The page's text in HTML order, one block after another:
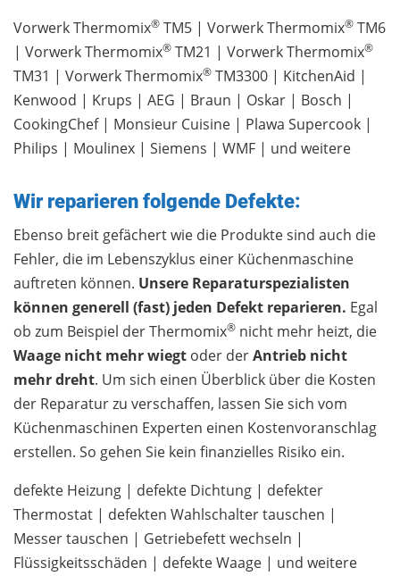
Vorwerk Thermomix® TM5 | Vorwerk Thermomix® TM6
| Vorwerk Thermomix® TM21 | Vorwerk Thermomix®
TM31 | Vorwerk Thermomix® TM3300 | KitchenAid |
Kenwood | Krups | AEG | Braun | Oskar | Bosch |
CookingChef | Monsieur Cuisine | Plawa Supercook |
Philips | Moulinex | Siemens | WMF | und weitere
Wir reparieren folgende Defekte:
Ebenso breit gefächert wie die Produkte sind auch die
Fehler, die im Lebenszyklus einer Küchenmaschine
auftreten können. Unsere Reparaturspezialisten
können generell (fast) jeden Defekt reparieren. Egal
ob zum Beispiel der Thermomix® nicht mehr heizt, die
Waage nicht mehr wiegt oder derAntrieb nicht
mehr dreht. Um sich einen Überblick über die Kosten
der Reparatur zu verschaffen, lassen Sie sich vom
Küchenmaschinen Experten einen Kostenvoranschlag
erstellen. So gehen Sie kein finanzielles Risiko ein.
defekte Heizung | defekte Dichtung | defekter
Thermostat | defekten Wahlschalter tauschen |
Messer tauschen | Getriebefett wechseln |
Flüssigkeitsschäden | defekte Waage | und weitere